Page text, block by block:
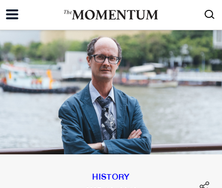
HISTORY